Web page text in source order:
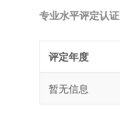
专业水平评定认证
评定年度
暂无信息